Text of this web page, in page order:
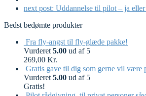
next post: Uddannelse til pilot – ja
Bedst bedømte produkter
Fra fly-angst til fly-glæde pakke!
Vurderet 5.00 ud af 5
269,00 Kr.
Gratis gave til dig som gerne vil være
Vurderet 5.00 ud af 5
Gratis!